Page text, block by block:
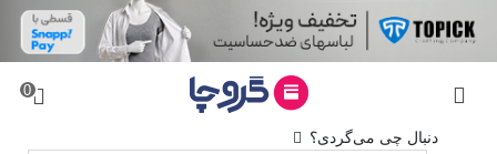
0
دنبال چی می‌گردی؟